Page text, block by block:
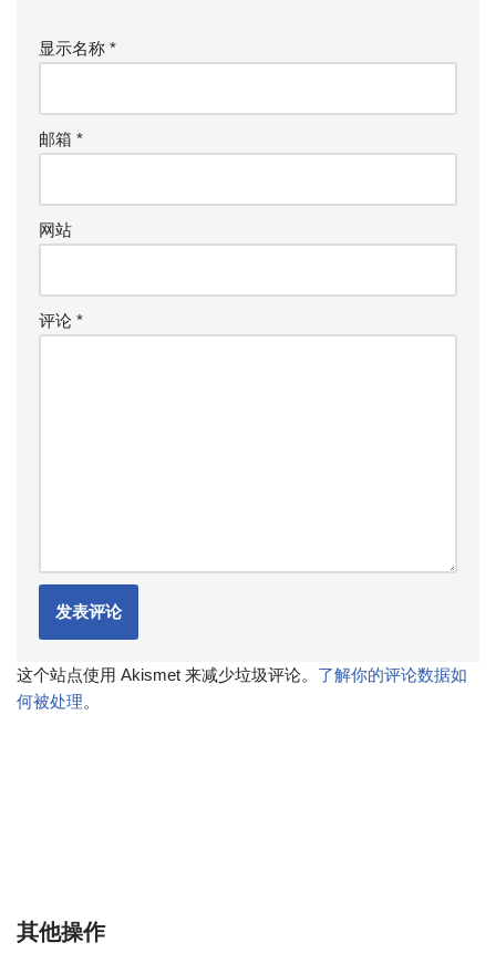
显示名称 *
邮箱 *
网站
评论 *
这个站点使用 Akismet 来减少垃圾评论。 了解你的评论数据如
何被处理。
其他操作